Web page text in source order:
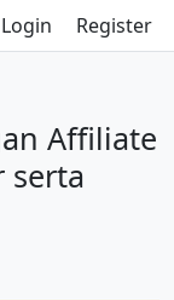
Login Register
Affiliate
serta